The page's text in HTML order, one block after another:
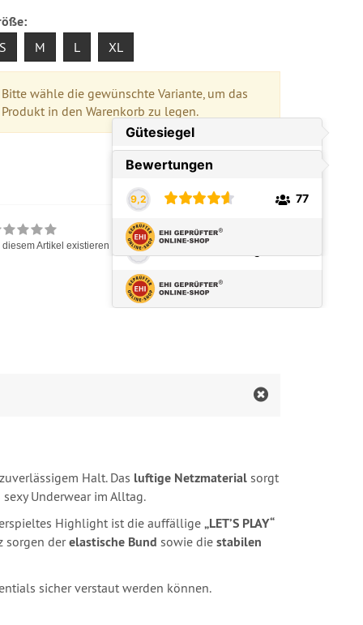
S M L XL
Bitte wähle die gewünschte Variante, um das
Produkt in den Warenkorb zu legen.
diesem Artikel existieren noch keine Bewertungen
Halt. Das luftige Netzmaterial sorgt
Underwear im Alltag.
Highlight ist die auffällige „LET’S PLAY“
sorgen derelastische Bund sowie die stabilen
sicher verstaut werden können.